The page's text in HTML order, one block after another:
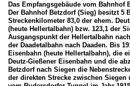
Das Empfangsgebäude vom Bahnhof
Der Bahnhof Betzdorf (Sieg) besitzt 5
Streckenkilometer 83,0 der ehem.
(heute Hellertalbahn) bzw. 123,1 der
Ausgangspunkt der Hellertalbahn
der Daadetalbahn nach Daaden. Bis
Eisenbahn (heute Hellertalbahn), die
Deutz-Gießener Eisenbahn und die
Betzdorf nach Siegen die
der direkten Strecke zwischen